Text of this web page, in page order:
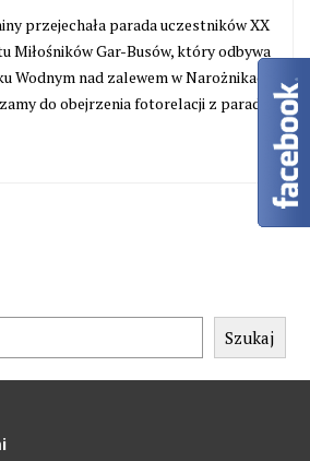
przejechała parada uczestników XX
Miłośników Gar-Busów, który odbywa
Wodnym nad zalewem w Narożnikach
do obejrzenia fotorelacji z parady.
Szukaj